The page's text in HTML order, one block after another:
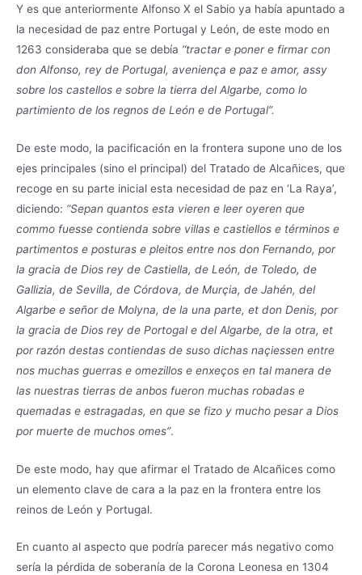
Y es que anteriormente Alfonso X el Sabio ya había apuntado a
la necesidad de paz entre Portugal y León, de este modo en
1263 consideraba que se debía “tractar e poner e firmar con
don Alfonso, rey de Portugal, aveniença e paz e amor, assy
sobre los castellos e sobre la tierra del Algarbe, como lo
partimiento de los regnos de León e de Portugal”.
De este modo, la pacificación en la frontera supone uno de los
ejes principales (sino el principal) del Tratado de Alcañices, que
recoge en su parte inicial esta necesidad de paz en ‘La Raya’,
diciendo: “Sepan quantos esta vieren e leer oyeren que
commo fuesse contienda sobre villas e castiellos e términos e
partimentos e posturas e pleitos entre nos don Fernando, por
la gracia de Dios rey de Castiella, de León, de Toledo, de
Gallizia, de Sevilla, de Córdova, de Murçia, de Jahén, del
Algarbe e señor de Molyna, de la una parte, et don Denis, por
la gracia de Dios rey de Portogal e del Algarbe, de la otra, et
por razón destas contiendas de suso dichas naçiessen entre
nos muchas guerras e omezillos e enxeços en tal manera de
las nuestras tierras de anbos fueron muchas robadas e
quemadas e estragadas, en que se fizo y mucho pesar a Dios
por muerte de muchos omes”.
De este modo, hay que afirmar el Tratado de Alcañices como
un elemento clave de cara a la paz en la frontera entre los
reinos de León y Portugal.
En cuanto al aspecto que podría parecer más negativo como
sería la pérdida de soberanía de la Corona Leonesa en 1304